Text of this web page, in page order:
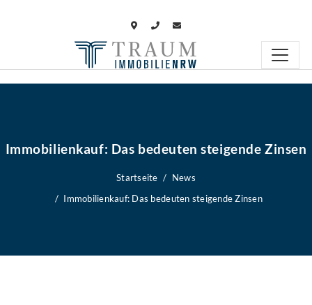
Immobilienkauf: Das bedeuten steigende Zinsen
Startseite
News
Immobilienkauf: Das bedeuten steigende Zinsen